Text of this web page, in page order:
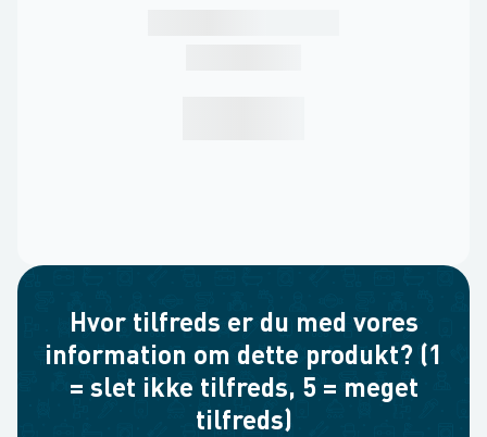
Hvor tilfreds er du med vores
information om dette produkt? (1
= slet ikke tilfreds, 5 = meget
tilfreds)